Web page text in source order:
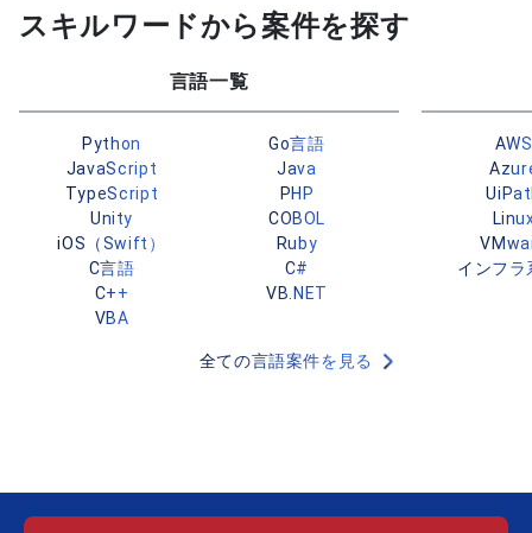
スキルワードから案件を探す
言語一覧
Python
Go言語
JavaScript
Java
TypeScript
PHP
Unity
COBOL
iOS（Swift）
Ruby
C言語
C#
C++
VB.NET
VBA
全ての言語案件を見る
AWS
インフラ